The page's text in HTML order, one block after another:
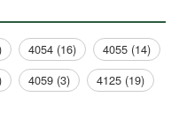
4054 (16)
4055 (14)
4059 (3)
4125 (19)